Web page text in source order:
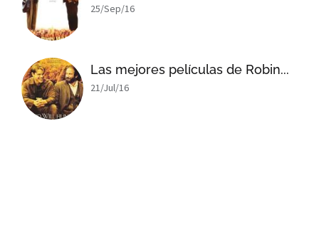
25/Sep/16
Las mejores películas de Robin...
21/Jul/16